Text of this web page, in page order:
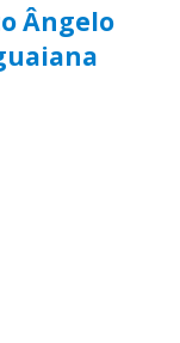
Ângelo